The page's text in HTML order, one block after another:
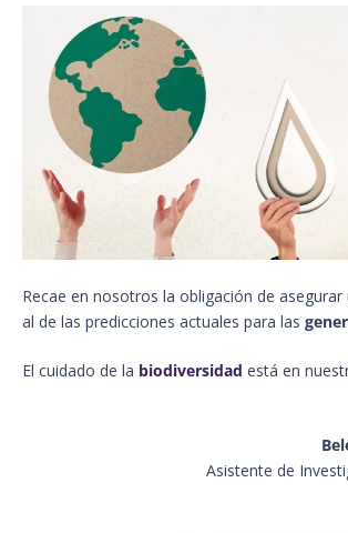
Recae en nosotros la obligación de
al de las predicciones actuales para las
El cuidado de la biodiversidad está en
Asistente de